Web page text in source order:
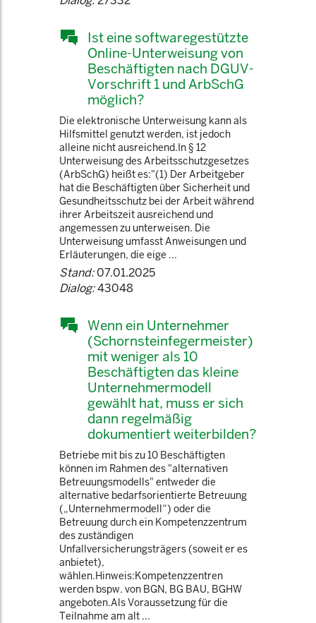
Ist eine softwaregestützte
Online-Unterweisung von
Beschäftigten nach DGUV-
Vorschrift 1 und ArbSchG
möglich?
Die elektronische Unterweisung kann als
Hilfsmittel genutzt werden, ist jedoch
alleine nicht ausreichend.In § 12
Unterweisung des Arbeitsschutzgesetzes
(ArbSchG) heißt es:"(1) Der Arbeitgeber
hat die Beschäftigten über Sicherheit und
Gesundheitsschutz bei der Arbeit während
ihrer Arbeitszeit ausreichend und
angemessen zu unterweisen. Die
Unterweisung umfasst Anweisungen und
Erläuterungen, die eige ...
Stand:07.01.2025
Dialog:43048
Wenn ein Unternehmer
(Schornsteinfegermeister)
mit weniger als 10
Beschäftigten das kleine
Unternehmermodell
gewählt hat, muss er sich
dann regelmäßig
dokumentiert weiterbilden?
Betriebe mit bis zu 10 Beschäftigten
können im Rahmen des "alternativen
Betreuungsmodells" entweder die
alternative bedarfsorientierte Betreuung
(„Unternehmermodell“) oder die
Betreuung durch ein Kompetenzzentrum
des zuständigen
Unfallversicherungsträgers (soweit er es
anbietet),
wählen.Hinweis:Kompetenzzentren
werden bspw. von BGN, BG BAU, BGHW
angeboten.Als Voraussetzung für die
Teilnahme am alt ...